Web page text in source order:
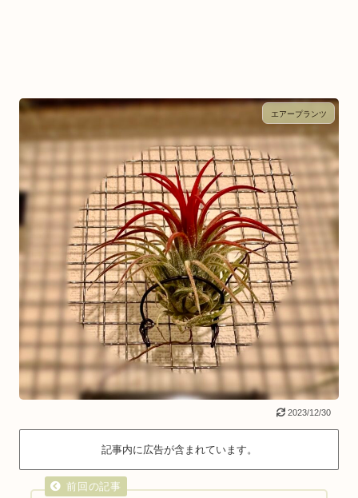
エアープランツ
2023/12/30
記事内に広告が含まれています。